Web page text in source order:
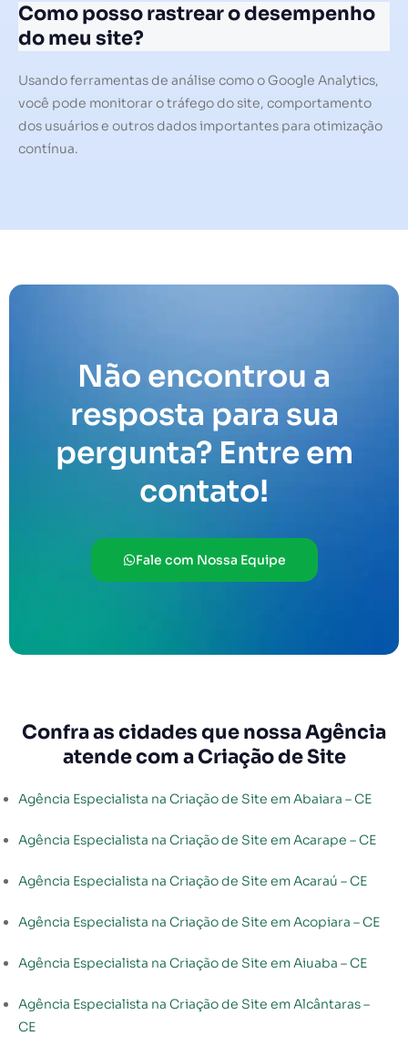
Como posso rastrear o desempenho
do meu site?
Usando ferramentas de análise como o Google Analytics,
você pode monitorar o tráfego do site, comportamento
dos usuários e outros dados importantes para otimização
contínua.
Não encontrou a
resposta para sua
pergunta? Entre em
contato!
Fale com Nossa Equipe
Confra as cidades que nossa Agência
atende com a Criação de Site
Agência Especialista na Criação de Site em Abaiara – CE
Agência Especialista na Criação de Site em Acarape – CE
Agência Especialista na Criação de Site em Acaraú – CE
Agência Especialista na Criação de Site em Acopiara – CE
Agência Especialista na Criação de Site em Aiuaba – CE
Agência Especialista na Criação de Site em Alcântaras –
CE